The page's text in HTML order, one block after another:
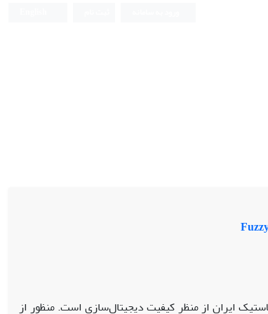
ایران از منظر کیفیت دیجیتال‌سازی است. منظور از